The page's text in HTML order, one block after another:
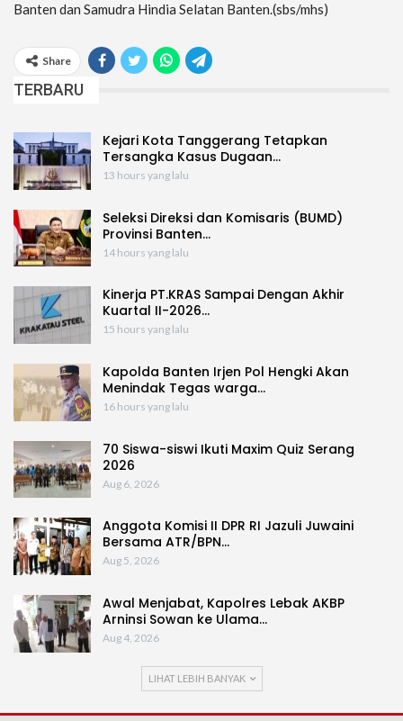
Banten dan Samudra Hindia Selatan Banten.(sbs/mhs)
Share
TERBARU
Kejari Kota Tanggerang Tetapkan
Tersangka Kasus Dugaan…
13 hours yang lalu
Seleksi Direksi dan Komisaris (BUMD)
Provinsi Banten…
14 hours yang lalu
Kinerja PT.KRAS Sampai Dengan Akhir
Kuartal II-2026…
15 hours yang lalu
Kapolda Banten Irjen Pol Hengki Akan
Menindak Tegas warga…
16 hours yang lalu
70 Siswa-siswi Ikuti Maxim Quiz Serang
2026
Aug 6, 2026
Anggota Komisi II DPR RI Jazuli Juwaini
Bersama ATR/BPN…
Aug 5, 2026
Awal Menjabat, Kapolres Lebak AKBP
Arninsi Sowan ke Ulama…
Aug 4, 2026
LIHAT LEBIH BANYAK